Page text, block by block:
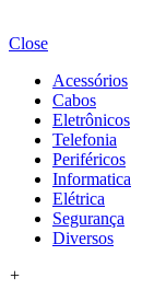
Close
Acessórios
Cabos
Eletrônicos
Telefonia
Periféricos
Informatica
Elétrica
Segurança
Diversos
+